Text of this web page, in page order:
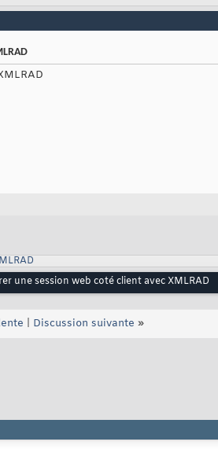
une session web coté client avec XMLRAD
Discussion suivante »